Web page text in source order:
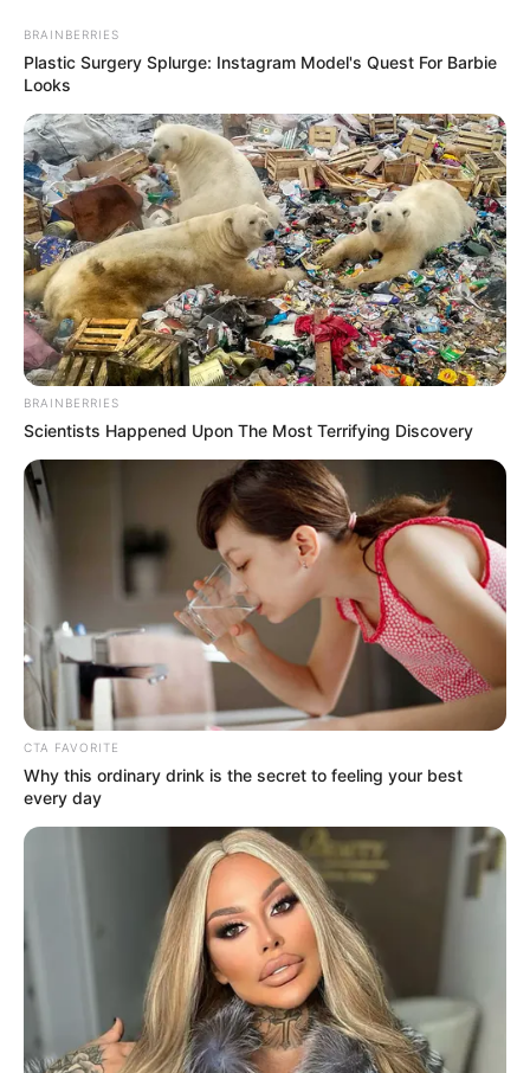
Главная/Новости/Война
Харьков под атакой беспилотников
(обновляется)
13.03.2025, 20:41
По информации Игоря Терехова, предварительно удар
"Шахедом" произошел в Ново-Баварском районе.
Информация уточняется. Мэр призвал харьковчан
находиться в укрытиях.
В 20:41 Игорть Терехов сообщил об еще одном взрыве
в Харькове.
В 20:42 пользователи сообщают уже о 4 взрывах в
Харькове.
По состоянию на 20:46 мониторинговые каналы
сообщили о том, что небо над Харьковом чистое.
Председатель Харьковской ОВА Олег Синегубов
сообщил "На данный момент, без пострадавших".
"Сейчас имеем три удара по городу, все - в Ново-
Баварском районе" - сообщил Игорь Терехов.
В 20:56 в Харькове еще один взрыв.